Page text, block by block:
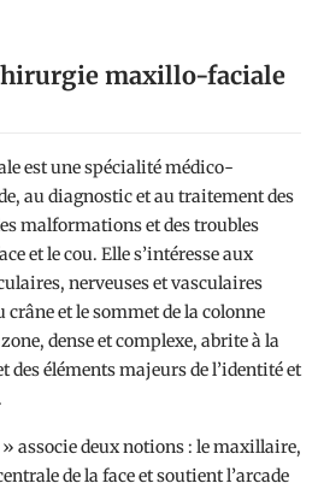
maxillo-faciale
est une spécialité médico-
au diagnostic et au traitement des
malformations et des troubles
et le cou. Elle s’intéresse aux
nerveuses et vasculaires
crâne et le sommet de la colonne
dense et complexe, abrite à la
des éléments majeurs de l’identité et
associe deux notions : le maxillaire,
de la face et soutient l’arcade